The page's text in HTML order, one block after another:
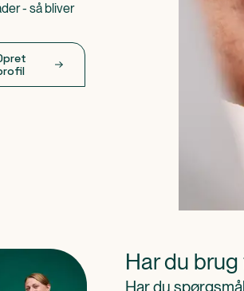
- så bliver
Har du
Har du